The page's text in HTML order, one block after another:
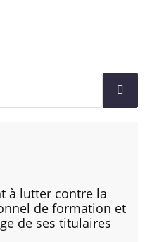
à lutter contre la
de formation et
de ses titulaires